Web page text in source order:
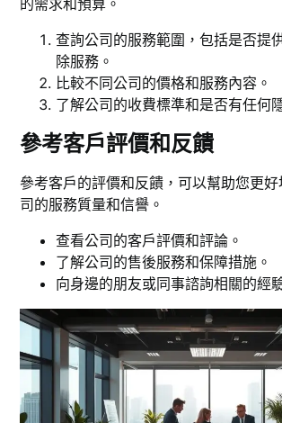
查詢公司的服務範圍，包括是否提
除服務。
比較不同公司的價格和服務內容。
了解公司的收費標準和是否有任何
參考客戶評價和反饋
參考客戶的評價和反饋，可以幫助您更
司的服務質量和信譽。
查看公司的客戶評價和評論。
了解公司的售後服務和保障措施。
向身邊的朋友或同事諮詢相關的經